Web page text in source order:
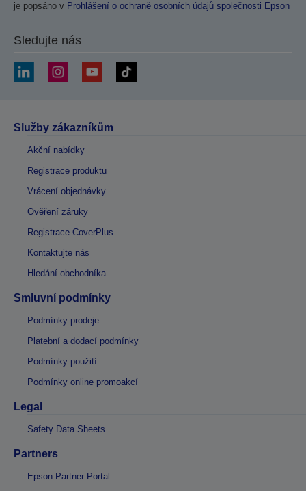
je popsáno v Prohlášení o ochraně osobních údajů společnosti Epson
Sledujte nás
Služby zákazníkům
Akční nabídky
Registrace produktu
Vrácení objednávky
Ověření záruky
Registrace CoverPlus
Kontaktujte nás
Hledání obchodníka
Smluvní podmínky
Podmínky prodeje
Platební a dodací podmínky
Podmínky použití
Podmínky online promoakcí
Legal
Safety Data Sheets
Partners
Epson Partner Portal